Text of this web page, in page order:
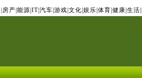
房产 能源 IT| 汽车 游戏 文化 娱乐 体育 健康 生活